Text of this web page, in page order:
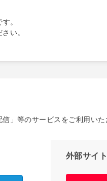
。
い。
」等のサービスをご利用い
外部サイ